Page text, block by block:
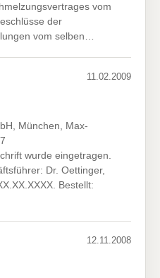
vom
der
vom selben…
11.02.2009
München, Max-
wurde eingetragen.
Dr. Oettinger,
Bestellt:
12.11.2008